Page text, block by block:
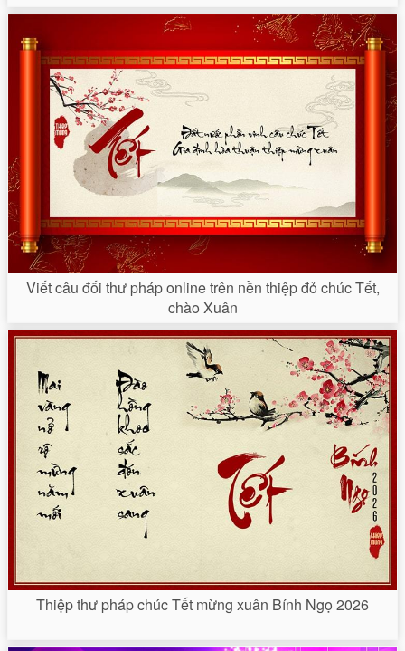
Viết câu đối thư pháp online trên nền thiệp đỏ chúc Tết,
chào Xuân
Thiệp thư pháp chúc Tết mừng xuân Bính Ngọ 2026